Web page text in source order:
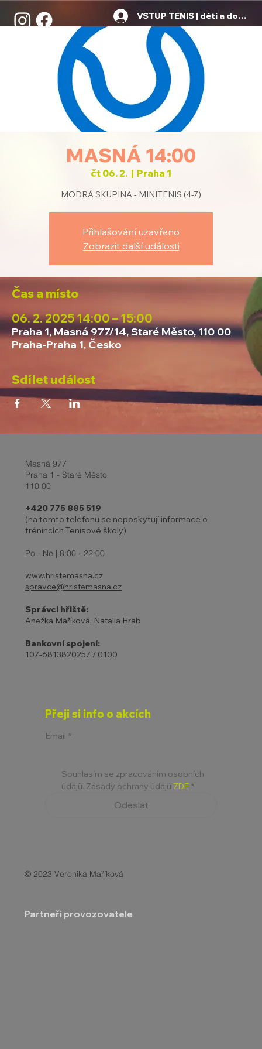
VSTUP TENIS | děti a dospělí
MASNÁ 14:00
čt 06. 2.
  |
Praha 1
MODRÁ SKUPINA - MINITENIS (4-7)
Přihlašování uzavřeno
Zobrazit další události
Čas a místo
06. 2. 2025 14:00 – 15:00
Praha 1, Masná 977/14, Staré Město, 110 00
Praha-Praha 1, Česko
Sdílet událost
Masná 977
Praha 1 - Staré Město
110 00
+420 775 885 519
(na tomto telefonu se neposkytují informace o
trénincích Tenisové školy)
Po - Ne | 8:00 - 22:00
www.hristemasna.cz
spravce@hristemasna.cz
Správci hřiště:
Anežka Maříková, Natalia Hrab
Bankovní spojení:
107-6813820257 / 0100
Přeji si info o akcích
Email *
Souhlasím se zpracováním osobních
údajů. Zásady ochrany údajů ZDE *
Odeslat
© 2023 Veronika Maříková
Partneři provozovatele